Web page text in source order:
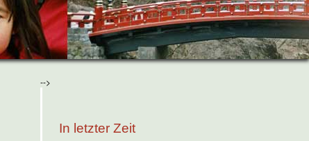
-->
In letzter Zeit